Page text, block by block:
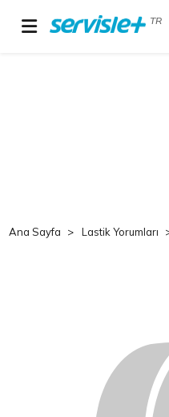
TR
Ana Sayfa Lastik Yorumları